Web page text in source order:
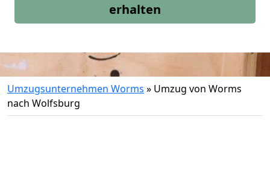
erhalten
Umzugsunternehmen Worms » Umzug von Worms
nach Wolfsburg